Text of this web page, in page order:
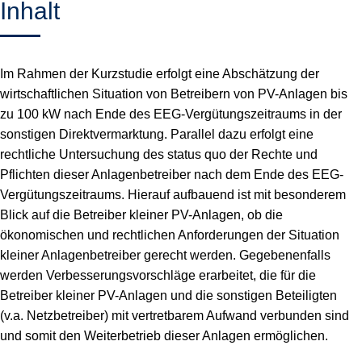
Inhalt
Im Rahmen der Kurzstudie erfolgt eine Abschätzung der
wirtschaftlichen Situation von Betreibern von PV-Anlagen bis
zu 100 kW nach Ende des EEG-Vergütungszeitraums in der
sonstigen Direktvermarktung. Parallel dazu erfolgt eine
rechtliche Untersuchung des status quo der Rechte und
Pflichten dieser Anlagenbetreiber nach dem Ende des EEG-
Vergütungszeitraums. Hierauf aufbauend ist mit besonderem
Blick auf die Betreiber kleiner PV-Anlagen, ob die
ökonomischen und rechtlichen Anforderungen der Situation
kleiner Anlagenbetreiber gerecht werden. Gegebenenfalls
werden Verbesserungsvorschläge erarbeitet, die für die
Betreiber kleiner PV-Anlagen und die sonstigen Beteiligten
(v.a. Netzbetreiber) mit vertretbarem Aufwand verbunden sind
und somit den Weiterbetrieb dieser Anlagen ermöglichen.